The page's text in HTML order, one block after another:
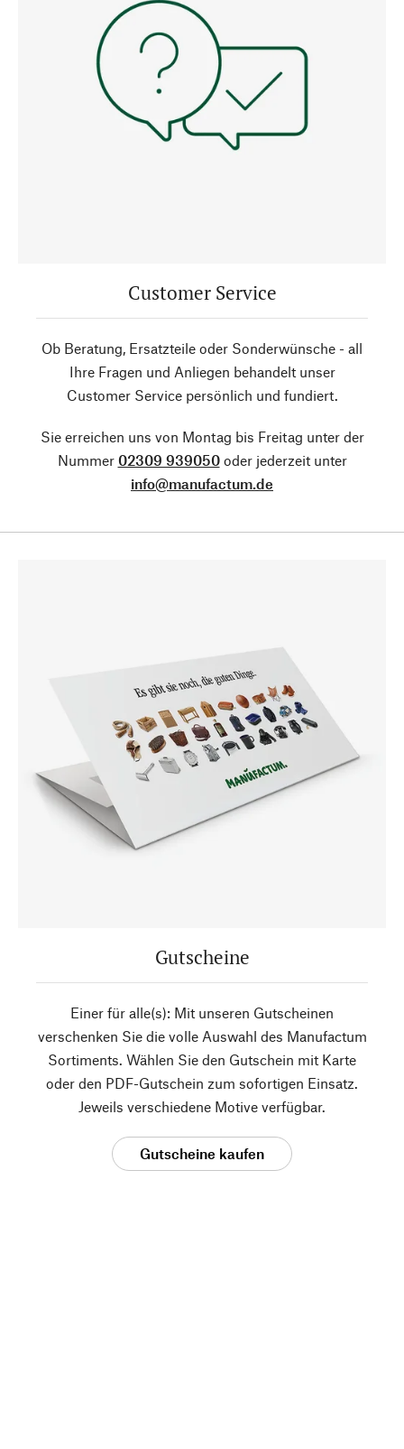
Customer Service
Ob Beratung, Ersatzteile oder Sonderwünsche - all
Ihre Fragen und Anliegen behandelt unser
Customer Service persönlich und fundiert.
Sie erreichen uns von Montag bis Freitag unter der
Nummer 02309 939050oder jederzeit unter
info@manufactum.de
Gutscheine
Einer für alle(s): Mit unseren Gutscheinen
verschenken Sie die volle Auswahl des Manufactum
Sortiments. Wählen Sie den Gutschein mit Karte
oder den PDF-Gutschein zum sofortigen Einsatz.
Jeweils verschiedene Motive verfügbar.
Gutscheine kaufen